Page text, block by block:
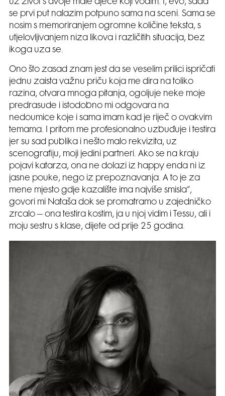
uz život s dvoje male djece koji vodim. I, evo, sada
se prvi put nalazim potpuno sama na sceni. Sama se
nosim s memoriranjem ogromne količine teksta, s
utjelovljivanjem niza likova i različitih situacija, bez
ikoga uza se.
Ono što zasad znam jest da se veselim prilici ispričati
jednu zaista važnu priču koja me dira na toliko
razina, otvara mnoga pitanja, ogoljuje neke moje
predrasude i istodobno mi odgovara na
nedoumice koje i sama imam kad je riječ o ovakvim
temama. I pritom me profesionalno uzbuđuje i testira
jer su sad publika i nešto malo rekvizita, uz
scenografiju, moji jedini partneri. Ako se na kraju
pojavi katarza, ona ne dolazi iz happy enda ni iz
jasne pouke, nego iz prepoznavanja. A to je za
mene mjesto gdje kazalište ima najviše smisla“,
govori mi Nataša dok se promatramo u zajedničko
zrcalo – ona testira kostim, ja u njoj vidim i Tessu, ali i
moju sestru s klase, dijete od prije 25 godina.